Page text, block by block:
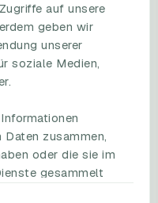
auf unsere
geben wir
unserer
soziale Medien,
zusammen,
oder die sie im
gesammelt
Engagement
Page